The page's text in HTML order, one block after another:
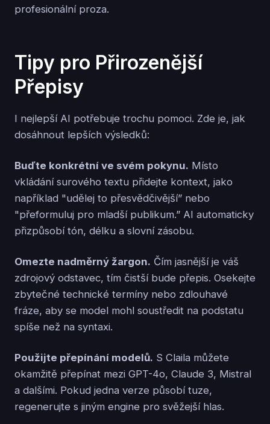
profesionální proza.
Tipy pro Přirozenější
Přepisy
I nejlepší AI potřebuje trochu pomoci. Zde je, jak
dosáhnout lepších výsledků:
Buďte konkrétní ve svém pokynu. Místo
vkládání surového textu přidejte kontext, jako
například "udělej to přesvědčivější” nebo
"přeformuluj pro mladší publikum.” AI automaticky
přizpůsobí tón, délku a slovní zásobu.
Omezte nadměrný žargon. Čím jasnější je váš
zdrojový odstavec, tím čistší bude přepis. Osekejte
zbytečné technické termíny nebo zdlouhavé
fráze, aby se model mohl soustředit na podstatu
spíše než na syntaxi.
Použijte přepínání modelů. S Claila můžete
okamžitě přepínat mezi GPT-4o, Claude 3, Mistral
a dalšími. Pokud jedna verze působí tuze,
regenerujte s jiným engine pro svěžejší hlas.